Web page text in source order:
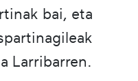
bai, eta
Larribarren.